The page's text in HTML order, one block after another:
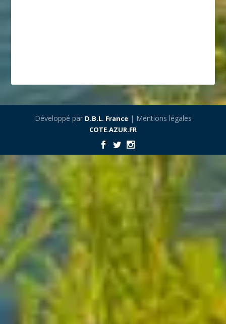
Développé par D.B.L. France| Mentions légales
COTE.AZUR.FR